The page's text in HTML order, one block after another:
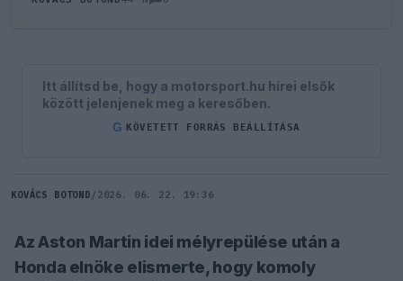
Itt állítsd be, hogy a motorsport.hu hírei elsők
között jelenjenek meg a keresőben.
G KÖVETETT FORRÁS BEÁLLÍTÁSA
KOVÁCS BOTOND / 2026. 06. 22. 19:36
Az Aston Martin idei mélyrepülése után a
Honda elnöke elismerte, hogy komoly